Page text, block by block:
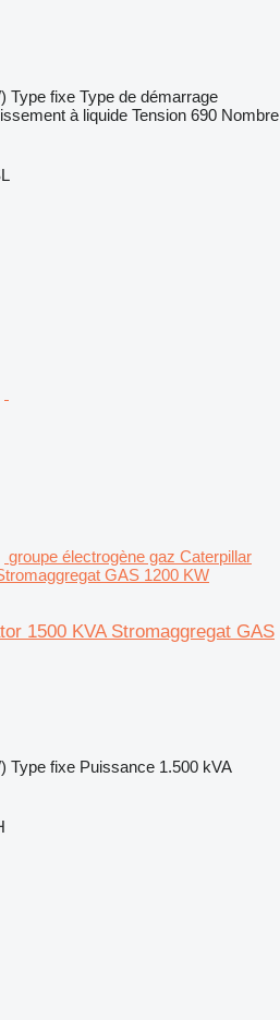
Type fixe Type de démarrage
à liquide Tension 690 Nombre
groupe électrogène gaz Caterpillar
GAS 1200 KW
1500 KVA Stromaggregat GAS
Type fixe Puissance 1.500 kVA